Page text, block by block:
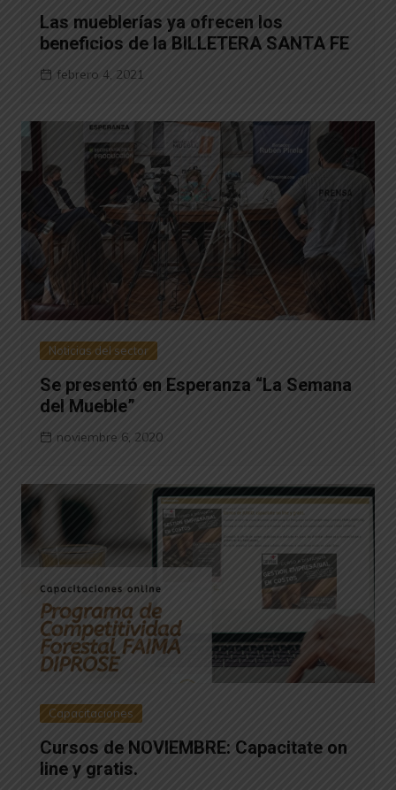
Las mueblerías ya ofrecen los
beneficios de la BILLETERA SANTA FE
febrero 4, 2021
Noticias del sector
Se presentó en Esperanza “La Semana
del Mueble”
noviembre 6, 2020
Capacitaciones
Cursos de NOVIEMBRE: Capacitate on
line y gratis.